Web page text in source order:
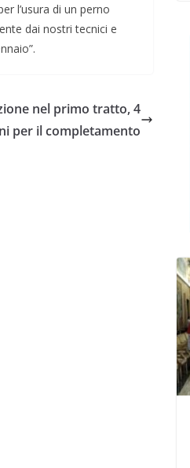
l’usura di un perno
dai nostri tecnici e
nel primo tratto, 4
per il completamento